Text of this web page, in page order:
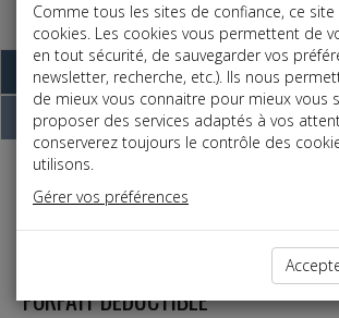
Base documentaire
Dépêches
Fiscal TPE
Date: 2026-07-06
FRAIS D'OBSÈQUES : PAS DE
FORFAIT DÉDUCTIBLE
Comme tous les sites de confiance, ce site
cookies. Les cookies vous permettent de
en tout sécurité, de sauvegarder vos
newsletter, recherche, etc.). Ils nous
de mieux vous connaitre pour mieux vous
proposer des services adaptés à vos
conserverez toujours le contrôle des
utilisons.
Gérer vos préférences